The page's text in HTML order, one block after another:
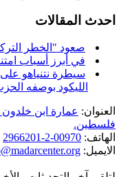
احدث المقالات
صعود "الخطر
في أبرز أسباب
سيطرة نتنياهو
الليكود بوصفه
العنوان: عمارة ابن خلدون
فلسطين.
الهاتف: 00970-2-2966201
الايميل: